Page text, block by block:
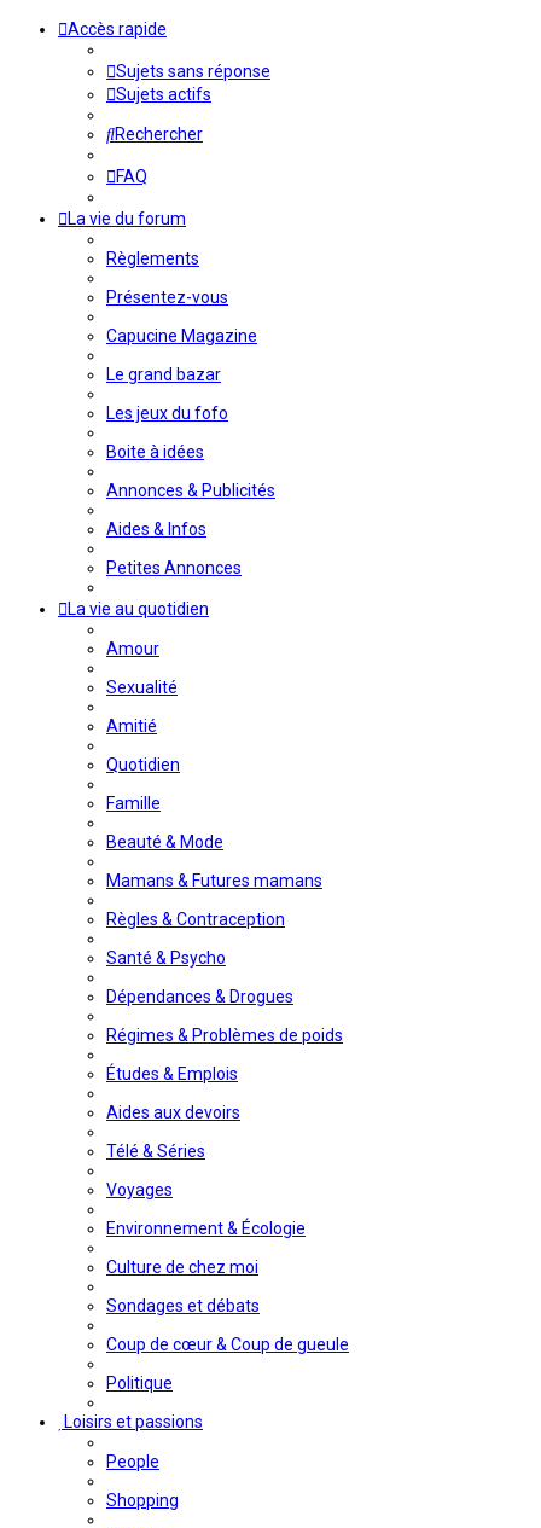
Accès rapide
Sujets sans réponse
Sujets actifs
Rechercher
FAQ
La vie du forum
Règlements
Présentez-vous
Capucine Magazine
Le grand bazar
Les jeux du fofo
Boite à idées
Annonces & Publicités
Aides & Infos
Petites Annonces
La vie au quotidien
Amour
Sexualité
Amitié
Quotidien
Famille
Beauté & Mode
Mamans & Futures mamans
Règles & Contraception
Santé & Psycho
Dépendances & Drogues
Régimes & Problèmes de poids
Études & Emplois
Aides aux devoirs
Télé & Séries
Voyages
Environnement & Écologie
Culture de chez moi
Sondages et débats
Coup de cœur & Coup de gueule
Politique
Loisirs et passions
People
Shopping